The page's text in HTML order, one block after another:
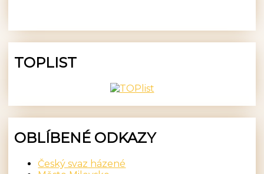
TOPLIST
OBLÍBENÉ ODKAZY
Český svaz házené